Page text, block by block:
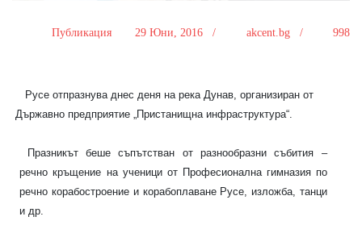
Публикация 29 Юни, 2016 / akcent.bg / 998
Русе отпразнува днес деня на рeка Дунав, организиран от
Държавно предприятие „Пристанищна инфраструктура“.
Празникът беше съпътстван от разнообразни събития –
речно кръщение на ученици от Професионална гимназия по
речно корабостроение и корабоплаване Русе, изложба, танци
и др.